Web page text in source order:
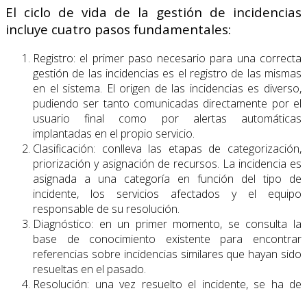
El ciclo de vida de la gestión de incidencias
incluye cuatro pasos fundamentales:
Registro: el primer paso necesario para una correcta
gestión de las incidencias es el registro de las mismas
en el sistema. El origen de las incidencias es diverso,
pudiendo ser tanto comunicadas directamente por el
usuario final como por alertas automáticas
implantadas en el propio servicio.
Clasificación: conlleva las etapas de categorización,
priorización y asignación de recursos. La incidencia es
asignada a una categoría en función del tipo de
incidente, los servicios afectados y el equipo
responsable de su resolución.
Diagnóstico: en un primer momento, se consulta la
base de conocimiento existente para encontrar
referencias sobre incidencias similares que hayan sido
resueltas en el pasado.
Resolución: una vez resuelto el incidente, se ha de